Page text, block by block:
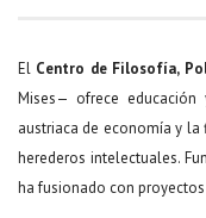
El Centro de Filosofía,
Mises— ofrece
austriaca de economía y
herederos intelectuales.
ha fusionado con